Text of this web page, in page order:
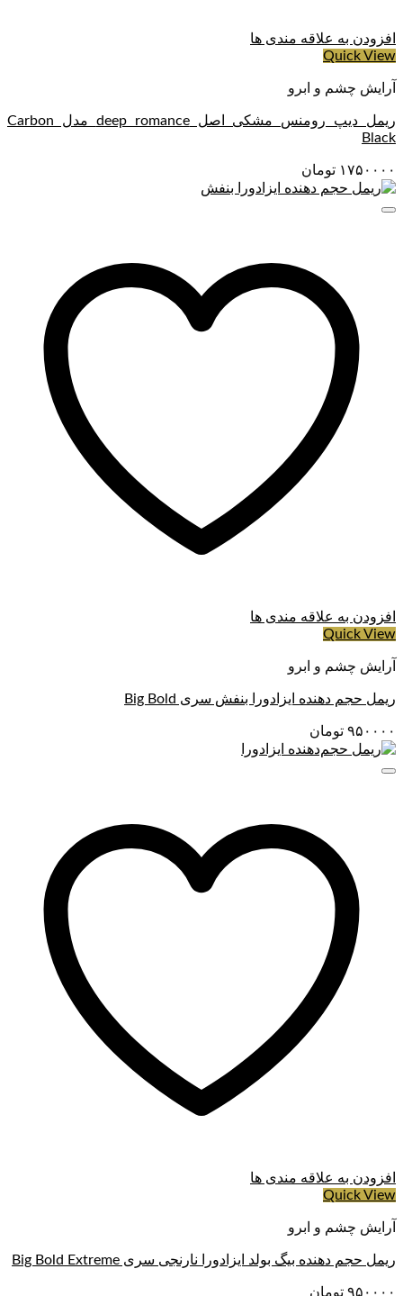
افزودن به علاقه مندی ها
Quick View
آرایش چشم و ابرو
ریمل دیپ رومنس مشکی اصل deep romance مدل Carbon
Black
۱۷۵۰۰۰۰ تومان
افزودن به علاقه مندی ها
Quick View
آرایش چشم و ابرو
ریمل حجم دهنده ایزادورا بنفش سری Big Bold
۹۵۰۰۰۰ تومان
افزودن به علاقه مندی ها
Quick View
آرایش چشم و ابرو
ریمل حجم دهنده بیگ بولد ایزادورا نارنجی سری Big Bold Extreme
۹۵۰۰۰۰ تومان